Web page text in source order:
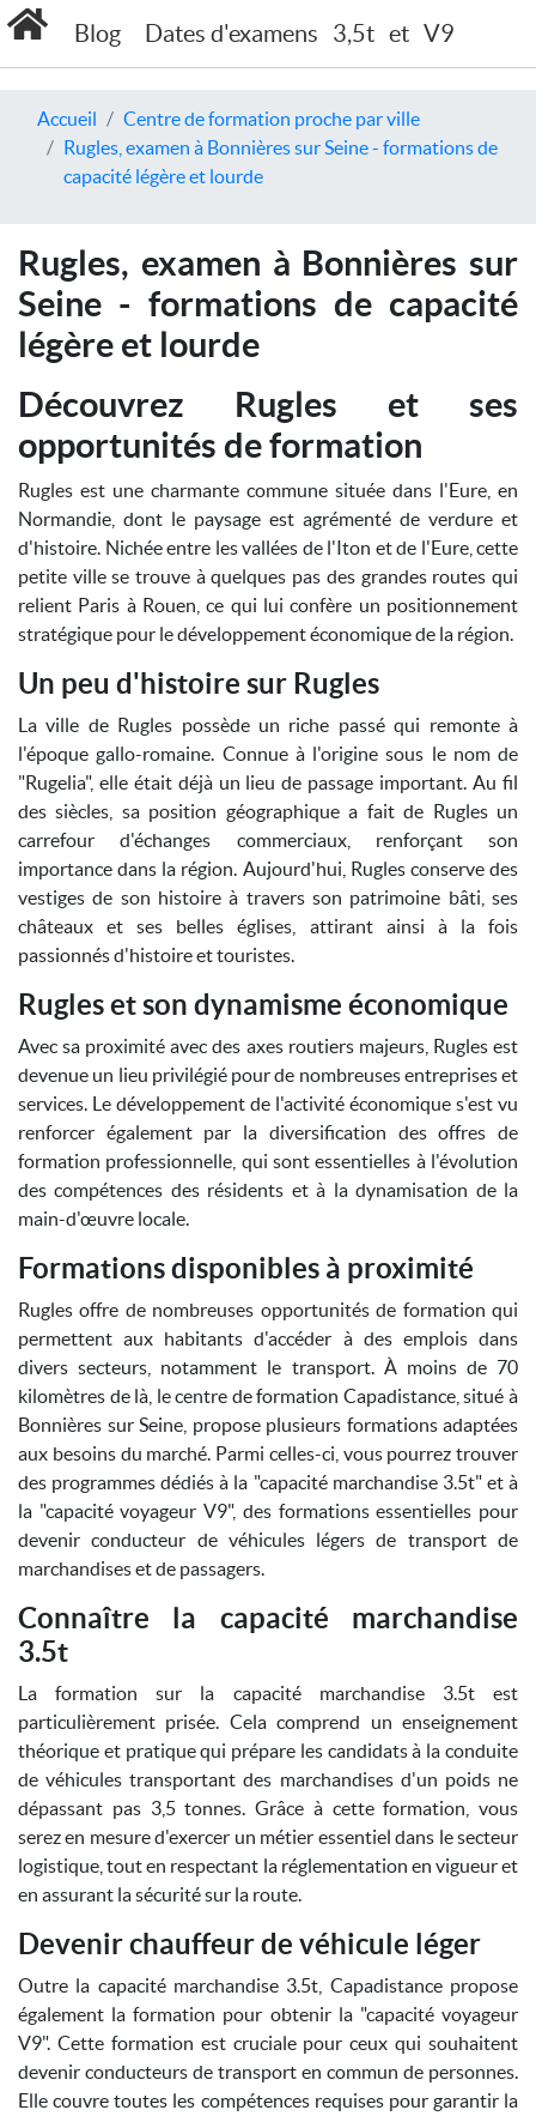
Blog Dates d'examens 3,5t et V9
Accueil
Centre de formation proche par ville
Rugles, examen à Bonnières sur Seine - formations de
capacité légère et lourde
Rugles, examen à Bonnières sur
Seine - formations de capacité
légère et lourde
Découvrez Rugles et ses
opportunités de formation
Rugles est une charmante commune située dans l'Eure, en
Normandie, dont le paysage est agrémenté de verdure et
d'histoire. Nichée entre les vallées de l'Iton et de l'Eure, cette
petite ville se trouve à quelques pas des grandes routes qui
relient Paris à Rouen, ce qui lui confère un positionnement
stratégique pour le développement économique de la région.
Un peu d'histoire sur Rugles
La ville de Rugles possède un riche passé qui remonte à
l'époque gallo-romaine. Connue à l'origine sous le nom de
"Rugelia", elle était déjà un lieu de passage important. Au fil
des siècles, sa position géographique a fait de Rugles un
carrefour d'échanges commerciaux, renforçant son
importance dans la région. Aujourd'hui, Rugles conserve des
vestiges de son histoire à travers son patrimoine bâti, ses
châteaux et ses belles églises, attirant ainsi à la fois
passionnés d'histoire et touristes.
Rugles et son dynamisme économique
Avec sa proximité avec des axes routiers majeurs, Rugles est
devenue un lieu privilégié pour de nombreuses entreprises et
services. Le développement de l'activité économique s'est vu
renforcer également par la diversification des offres de
formation professionnelle, qui sont essentielles à l'évolution
des compétences des résidents et à la dynamisation de la
main-d'œuvre locale.
Formations disponibles à proximité
Rugles offre de nombreuses opportunités de formation qui
permettent aux habitants d'accéder à des emplois dans
divers secteurs, notamment le transport. À moins de 70
kilomètres de là, le centre de formation Capadistance, situé à
Bonnières sur Seine, propose plusieurs formations adaptées
aux besoins du marché. Parmi celles-ci, vous pourrez trouver
des programmes dédiés à la "capacité marchandise 3.5t" et à
la "capacité voyageur V9", des formations essentielles pour
devenir conducteur de véhicules légers de transport de
marchandises et de passagers.
Connaître la capacité marchandise
3.5t
La formation sur la capacité marchandise 3.5t est
particulièrement prisée. Cela comprend un enseignement
théorique et pratique qui prépare les candidats à la conduite
de véhicules transportant des marchandises d'un poids ne
dépassant pas 3,5 tonnes. Grâce à cette formation, vous
serez en mesure d'exercer un métier essentiel dans le secteur
logistique, tout en respectant la réglementation en vigueur et
en assurant la sécurité sur la route.
Devenir chauffeur de véhicule léger
Outre la capacité marchandise 3.5t, Capadistance propose
également la formation pour obtenir la "capacité voyageur
V9". Cette formation est cruciale pour ceux qui souhaitent
devenir conducteurs de transport en commun de personnes.
Elle couvre toutes les compétences requises pour garantir la